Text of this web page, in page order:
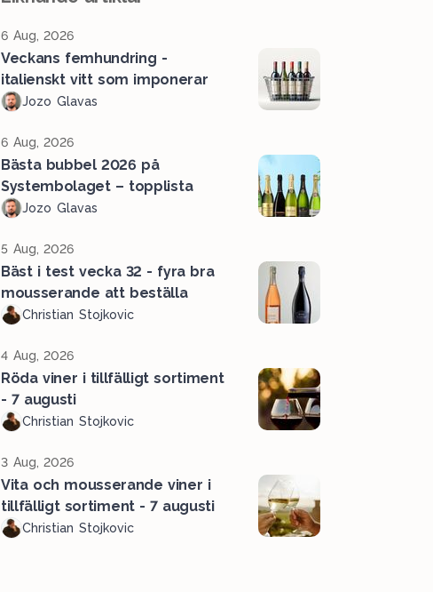
6 Aug, 2026
Veckans femhundring -
italienskt vitt som imponerar
Jozo Glavas
6 Aug, 2026
Bästa bubbel 2026 på
Systembolaget – topplista
Jozo Glavas
5 Aug, 2026
Bäst i test vecka 32 - fyra bra
mousserande att beställa
Christian Stojkovic
4 Aug, 2026
Röda viner i tillfälligt sortiment
- 7 augusti
Christian Stojkovic
3 Aug, 2026
Vita och mousserande viner i
tillfälligt sortiment - 7 augusti
Christian Stojkovic